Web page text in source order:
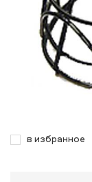
в избранное